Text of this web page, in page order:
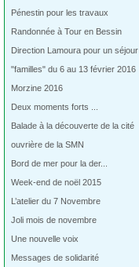
Pénestin pour les travaux
Randonnée à Tour en Bessin
Direction Lamoura pour un séjour
"familles" du 6 au 13 février 2016
Morzine 2016
Deux moments forts ...
Balade à la découverte de la cité
ouvrière de la SMN
Bord de mer pour la der...
Week-end de noël 2015
L’atelier du 7 Novembre
Joli mois de novembre
Une nouvelle voix
Messages de solidarité